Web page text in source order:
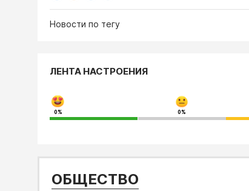
Новости по тегу
ЛЕНТА НАСТРОЕНИЯ
0% 0%
ОБЩЕСТВО